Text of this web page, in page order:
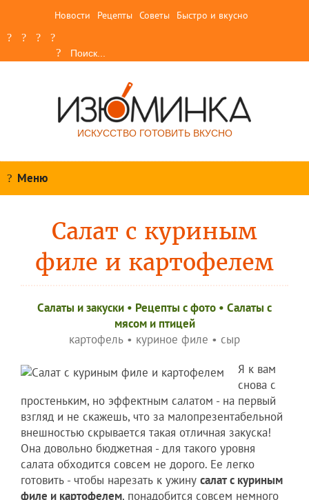
Новости Рецепты Советы Быстро и вкусно
ИСКУССТВО ГОТОВИТЬ ВКУСНО
Меню
Салат с куриным
филе и картофелем
Салаты и закуски • Рецепты c фото • Салаты с
мясом и птицей
картофель • куриное филе • сыр
Я к вам
снова с
простеньким, но эффектным салатом - на первый
взгляд и не скажешь, что за малопрезентабельной
внешностью скрывается такая отличная закуска!
Она довольно бюджетная - для такого уровня
салата обходится совсем не дорого. Ее легко
готовить - чтобы нарезать к ужину салат с куриным
филе и картофелем, понадобится совсем немного